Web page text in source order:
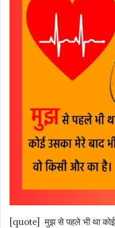
[quote] मुझ से पहले भी था कोई